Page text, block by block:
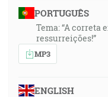
PORTUGUÊS
Tema: “A correta
ressurreições!”
MP3
ENGLISH